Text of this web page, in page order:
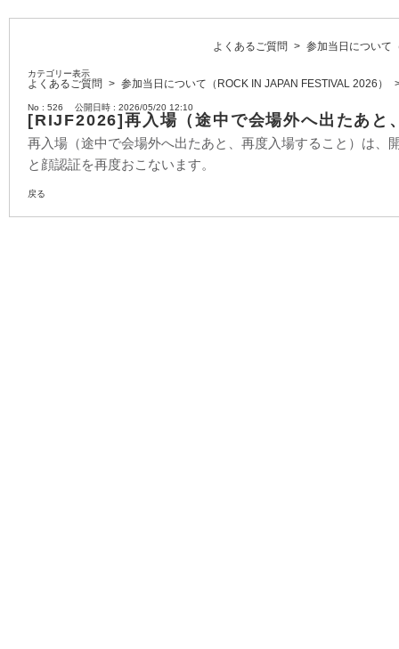
よくあるご質問 > 参加当日について
カテゴリー表示
よくあるご質問 > 参加当日について（ROCK IN JAPAN FESTIVAL 2026）
No : 526 公開日時 : 2026/05/20 12:10
[RIJF2026]再入場（途中で会場外へ出たあと
再入場（途中で会場外へ出たあと、再度入場すること）は
と顔認証を再度おこないます。
戻る